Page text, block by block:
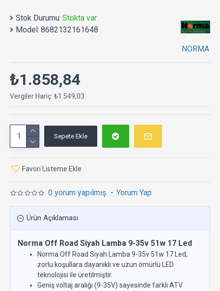
Stok Durumu: Stokta var
Model: 8682132161648
NORMA
0 yorum yapılmış. - Yorum Yap
₺1.858,84
Vergiler Hariç: ₺1.549,03
Sepete Ekle
Favori Listeme Ekle
Ürün Açıklaması
Norma Off Road Siyah Lamba 9-35v 51w 17 Led
Norma Off Road Siyah Lamba 9-35v 51w 17 Led,
zorlu koşullara dayanıklı ve uzun ömürlü LED
teknolojisi ile üretilmiştir.
Geniş voltaj aralığı (9-35V) sayesinde farklı ATV